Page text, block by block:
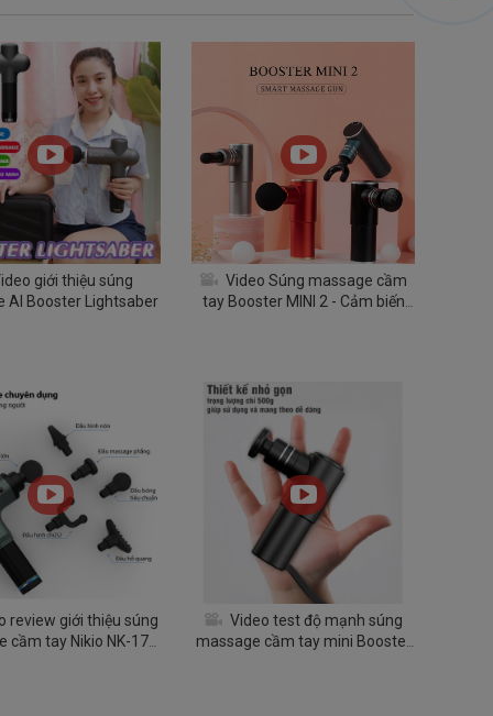
giới thiệu súng
AI Booster Lightsaber
Video Súng massage cầm
tay Booster MINI 2 - Cảm biến
review giới thiệu súng
cầm tay Nikio NK-172
Video test độ mạnh súng
massage cầm tay mini Booster